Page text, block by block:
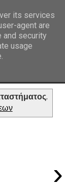
.
›
its services
agent are
and security
usage